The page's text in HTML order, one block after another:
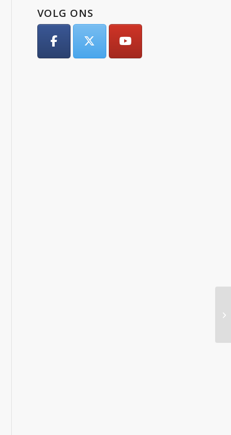
VOLG ONS